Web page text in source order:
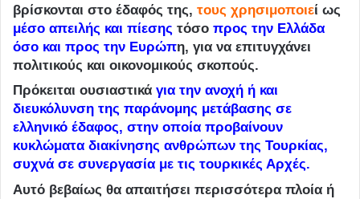
βρίσκονται στο έδαφός της, τους χρησιμοποιεί ως
μέσο απειλής και πίεσης τόσο προς την Ελλάδα
όσο και προς την Ευρώπη, για να επιτυγχάνει
πολιτικούς και οικονομικούς σκοπούς.
Πρόκειται ουσιαστικά για την ανοχή ή και
διευκόλυνση της παράνομης μετάβασης σε
ελληνικό έδαφος, στην οποία προβαίνουν
κυκλώματα διακίνησης ανθρώπων της Τουρκίας,
συχνά σε συνεργασία με τις τουρκικές Αρχές.
Αυτό βεβαίως θα απαιτήσει περισσότερα πλοία ή